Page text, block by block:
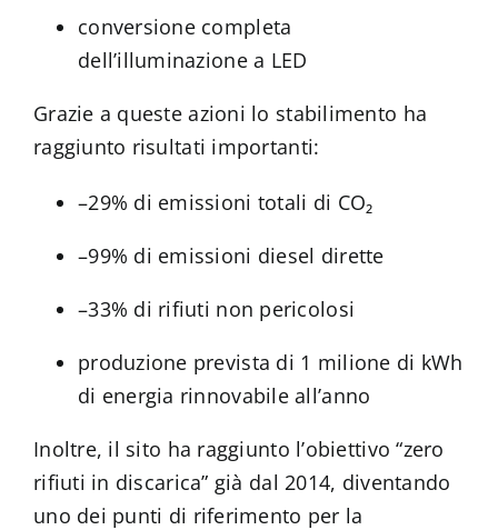
conversione completa
dell’illuminazione a LED
Grazie a queste azioni lo stabilimento ha
raggiunto risultati importanti:
–29% di emissioni totali di CO₂
–99% di emissioni diesel dirette
–33% di rifiuti non pericolosi
produzione prevista di 1 milione di kWh
di energia rinnovabile all’anno
Inoltre, il sito ha raggiunto l’obiettivo “zero
rifiuti in discarica” già dal 2014, diventando
uno dei punti di riferimento per la